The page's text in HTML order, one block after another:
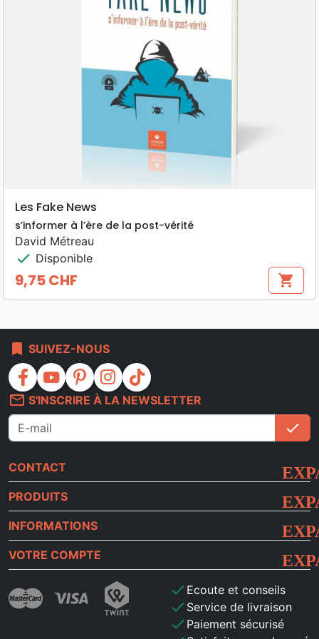
Les Fake News
s’informer à l’ère de la post-vérité
David Métreau
check Disponible
Prix
9,75 CHF shopping_cart
bookmark SUIVEZ-NOUS
facebook youtube pinterest instagram
tiktok
mail_outline S'INSCRIRE À LA NEWSLETTER
check
CONTACT
PRODUITS
INFORMATIONS
VOTRE COMPTE
check Ecoute et conseils
check Service de livraison
check Paiement sécurisé